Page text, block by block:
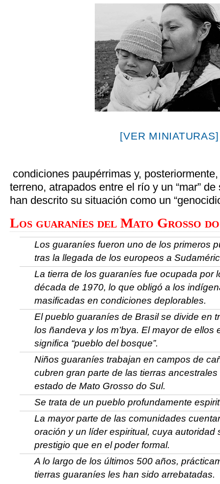
[VER MINIATURAS]
condiciones paupérrimas y,
terreno, atrapados entre el río y un “mar”
han descrito su situación como un
Los guaraníes del Mato Grosso
Los guaraníes fueron uno de los primeros
tras la llegada de los europeos a
La tierra de los guaraníes fue ocupada por
década de 1970, lo que obligó a los
masificadas en condiciones deplorables.
El pueblo guaraníes de Brasil se divide en
los ñandeva y los m’bya. El mayor de ellos
significa “pueblo del bosque”.
Niños guaraníes trabajan en campos de
cubren gran parte de las tierras
estado de Mato Grosso do Sul.
Se trata de un pueblo profundamente
La mayor parte de las comunidades
oración y un líder espiritual, cuya autoridad
prestigio que en el poder formal.
A lo largo de los últimos 500 años,
tierras guaraníes les han sido arrebatadas.